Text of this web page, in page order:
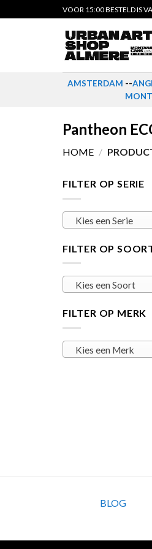
to
VOOR 15:00 BESTELD IS
AMSTERDAM --
Pantheon
HOME /
FILTER OP SERIE
Kies een Serie
FILTER OP
Kies een Soort
FILTER OP MERK
Kies een Merk
BLOG